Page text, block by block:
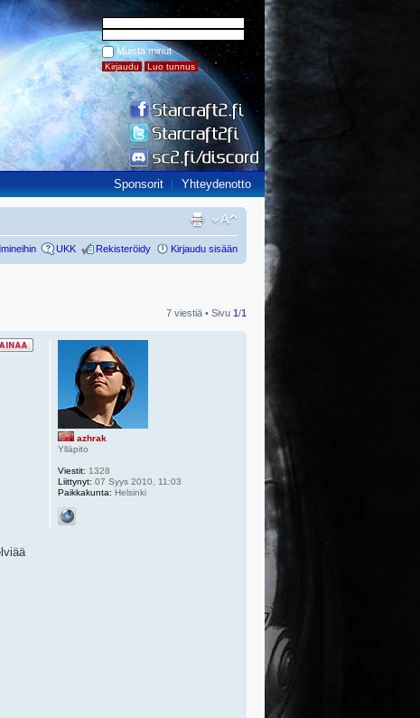
Muista minut
Sponsorit Yhteydenotto
UKK Rekisteröidy Kirjaudu sisään
7 viestiä • Sivu 1/1
azhrak
Ylläpito
Viestit: 1328
Liittynyt: 07 Syys 2010, 11:03
Paikkakunta: Helsinki